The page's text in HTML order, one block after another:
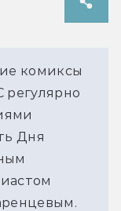
комиксы
регулярно
Дня